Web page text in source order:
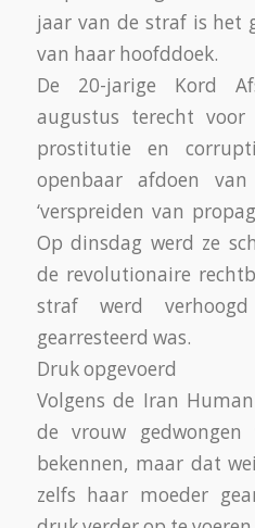
jaar van de straf is het
van haar hoofddoek.
De 20-jarige Kord
augustus terecht voor
prostitutie en
openbaar afdoen
‘verspreiden van
Op dinsdag werd ze
de revolutionaire
straf werd
gearresteerd was.
Druk opgevoerd
Volgens de Iran
de vrouw
bekennen, maar dat
zelfs haar moeder